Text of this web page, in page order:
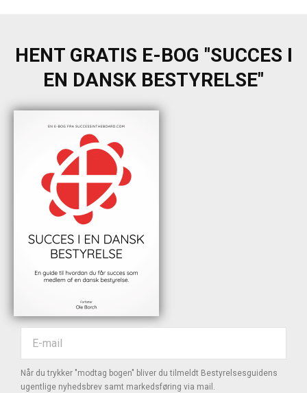
HENT GRATIS E-BOG "SUCCES I
EN DANSK BESTYRELSE"
Når du trykker "modtag bogen" bliver du tilmeldt Bestyrelsesguidens
ugentlige nyhedsbrev samt markedsføring via mail.